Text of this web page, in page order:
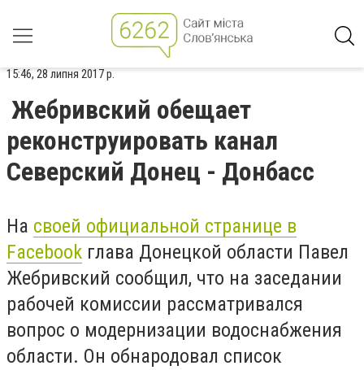
15:46, 28 липня 2017 р.
Жебривский обещает
реконструировать канал
Северский Донец - Донбасс
На своей официальной странице в
Facebook глава Донецкой области Павел
Жебривский сообщил, что на заседании
рабочей комиссии рассматривался
вопрос о модернизации водоснабжения
области. Он обнародовал список